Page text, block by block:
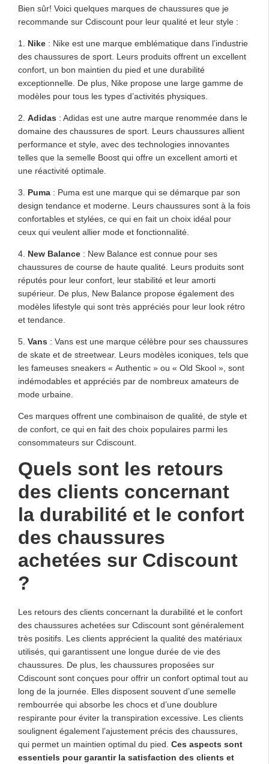
Bien sûr! Voici quelques marques de chaussures que je
recommande sur Cdiscount pour leur qualité et leur style :
1. Nike : Nike est une marque emblématique dans l’industrie
des chaussures de sport. Leurs produits offrent un excellent
confort, un bon maintien du pied et une durabilité
exceptionnelle. De plus, Nike propose une large gamme de
modèles pour tous les types d’activités physiques.
2. Adidas : Adidas est une autre marque renommée dans le
domaine des chaussures de sport. Leurs chaussures allient
performance et style, avec des technologies innovantes
telles que la semelle Boost qui offre un excellent amorti et
une réactivité optimale.
3. Puma : Puma est une marque qui se démarque par son
design tendance et moderne. Leurs chaussures sont à la fois
confortables et stylées, ce qui en fait un choix idéal pour
ceux qui veulent allier mode et fonctionnalité.
4. New Balance : New Balance est connue pour ses
chaussures de course de haute qualité. Leurs produits sont
réputés pour leur confort, leur stabilité et leur amorti
supérieur. De plus, New Balance propose également des
modèles lifestyle qui sont très appréciés pour leur look rétro
et tendance.
5. Vans : Vans est une marque célèbre pour ses chaussures
de skate et de streetwear. Leurs modèles iconiques, tels que
les fameuses sneakers « Authentic » ou « Old Skool », sont
indémodables et appréciés par de nombreux amateurs de
mode urbaine.
Ces marques offrent une combinaison de qualité, de style et
de confort, ce qui en fait des choix populaires parmi les
consommateurs sur Cdiscount.
Quels sont les retours
des clients concernant
la durabilité et le confort
des chaussures
achetées sur Cdiscount
?
Les retours des clients concernant la durabilité et le confort
des chaussures achetées sur Cdiscount sont généralement
très positifs. Les clients apprécient la qualité des matériaux
utilisés, qui garantissent une longue durée de vie des
chaussures. De plus, les chaussures proposées sur
Cdiscount sont conçues pour offrir un confort optimal tout au
long de la journée. Elles disposent souvent d’une semelle
rembourrée qui absorbe les chocs et d’une doublure
respirante pour éviter la transpiration excessive. Les clients
soulignent également l’ajustement précis des chaussures,
qui permet un maintien optimal du pied. Ces aspects sont
essentiels pour garantir la satisfaction des clients et